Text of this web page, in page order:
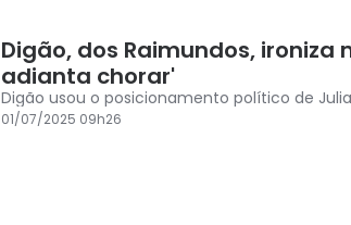
Digão, dos Raimundos, ironiza
adianta chorar'
Digão usou o posicionamento político de
01/07/2025 09h26